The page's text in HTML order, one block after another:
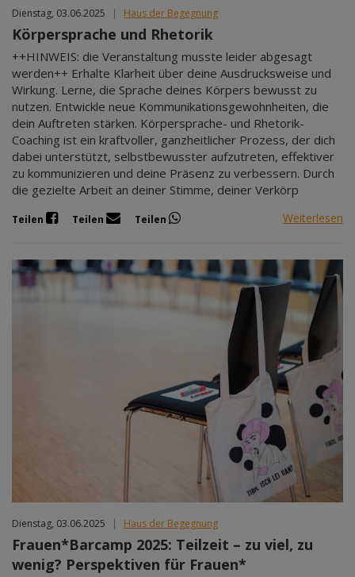
Dienstag, 03.06.2025 | Haus der Begegnung
Körpersprache und Rhetorik
++HINWEIS: die Veranstaltung musste leider abgesagt
werden++ Erhalte Klarheit über deine Ausdrucksweise und
Wirkung. Lerne, die Sprache deines Körpers bewusst zu
nutzen. Entwickle neue Kommunikationsgewohnheiten, die
dein Auftreten stärken. Körpersprache- und Rhetorik-
Coaching ist ein kraftvoller, ganzheitlicher Prozess, der dich
dabei unterstützt, selbstbewusster aufzutreten, effektiver
zu kommunizieren und deine Präsenz zu verbessern. Durch
die gezielte Arbeit an deiner Stimme, deiner Verkörp
Teilen Teilen Teilen Weiterlesen
Dienstag, 03.06.2025 | Haus der Begegnung
Frauen*Barcamp 2025: Teilzeit – zu viel, zu
wenig? Perspektiven für Frauen*